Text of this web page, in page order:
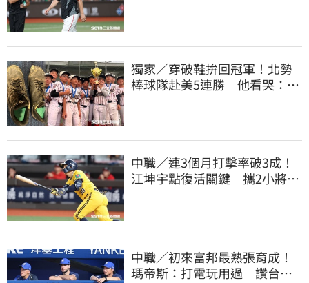
獨家／穿破鞋拚回冠軍！北勢
棒球隊赴美5連勝 他看哭：台
中職／連3個月打擊率破3成！
江坤宇點復活關鍵 攜2小將赴
中職／初來富邦最熟張育成！
瑪帝斯：打電玩用過 讚台灣